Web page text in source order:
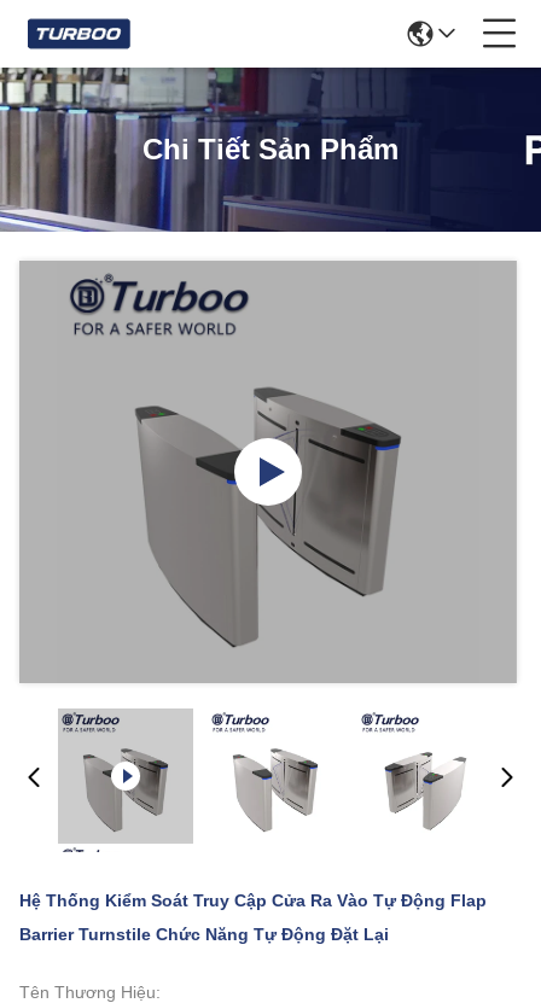
Chi Tiết Sản Phẩm
Hệ Thống Kiểm Soát Truy Cập Cửa Ra Vào Tự Động Flap
Barrier Turnstile Chức Năng Tự Động Đặt Lại
Tên Thương Hiệu: